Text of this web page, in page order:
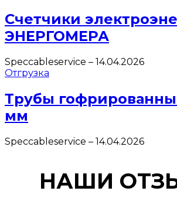
Счетчики
ЭНЕРГОМЕРА
Speccableservice – 14.04.2026
Отгрузка
Трубы
мм
Speccableservice – 14.04.2026
НАШИ